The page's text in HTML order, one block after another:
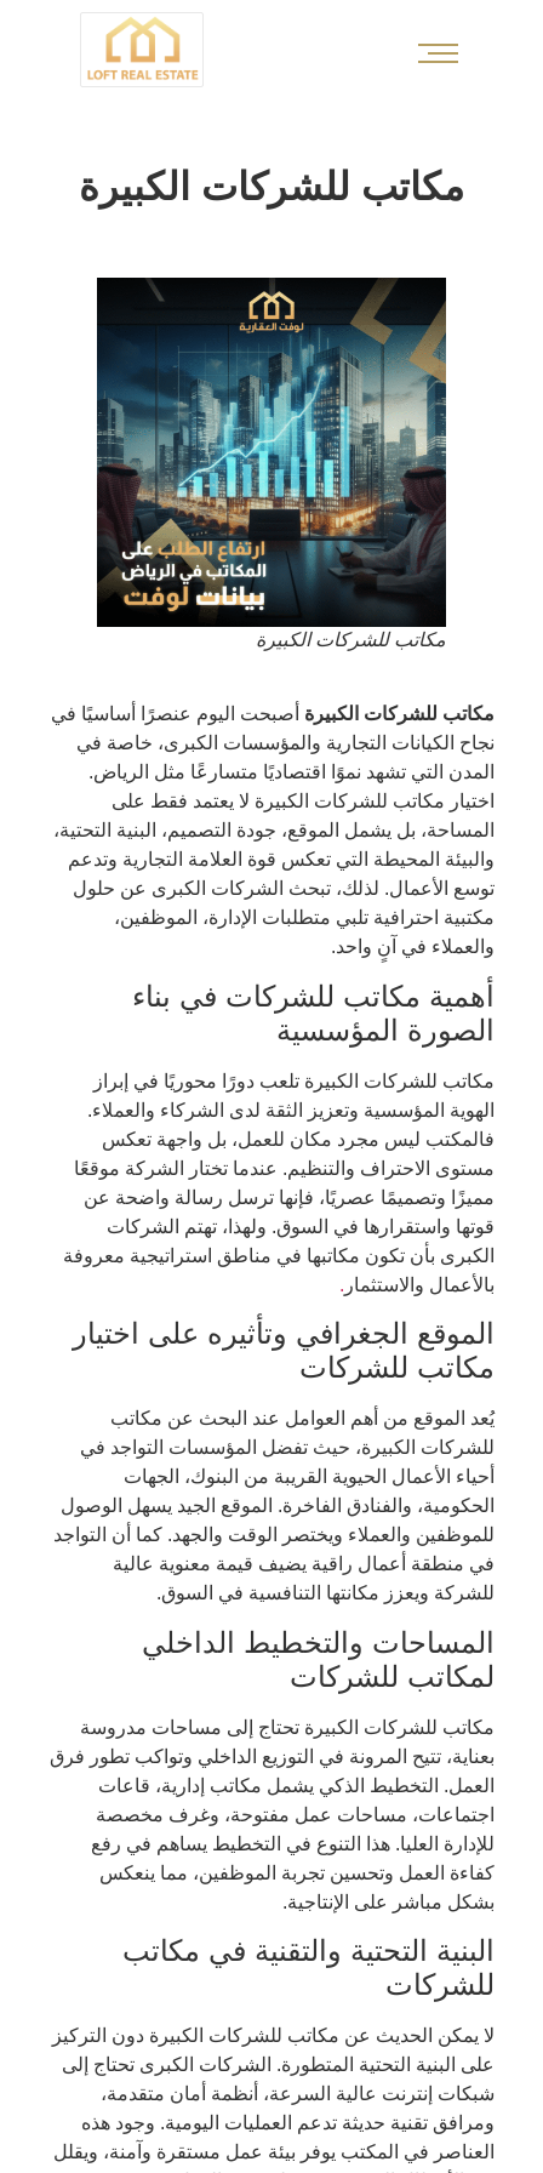
مكاتب للشركات الكبيرة
مكاتب للشركات الكبيرة
مكاتب للشركات الكبيرة أصبحت اليوم عنصرًا أساسيًا في
نجاح الكيانات التجارية والمؤسسات الكبرى، خاصة في
المدن التي تشهد نموًا اقتصاديًا متسارعًا مثل الرياض.
اختيار مكاتب للشركات الكبيرة لا يعتمد فقط على
المساحة، بل يشمل الموقع، جودة التصميم، البنية التحتية،
والبيئة المحيطة التي تعكس قوة العلامة التجارية وتدعم
توسع الأعمال. لذلك، تبحث الشركات الكبرى عن حلول
مكتبية احترافية تلبي متطلبات الإدارة، الموظفين،
والعملاء في آنٍ واحد.
أهمية مكاتب للشركات في بناء
الصورة المؤسسية
مكاتب للشركات الكبيرة تلعب دورًا محوريًا في إبراز
الهوية المؤسسية وتعزيز الثقة لدى الشركاء والعملاء.
فالمكتب ليس مجرد مكان للعمل، بل واجهة تعكس
مستوى الاحتراف والتنظيم. عندما تختار الشركة موقعًا
مميزًا وتصميمًا عصريًا، فإنها ترسل رسالة واضحة عن
قوتها واستقرارها في السوق. ولهذا، تهتم الشركات
الكبرى بأن تكون مكاتبها في مناطق استراتيجية معروفة
بالأعمال والاستثمار .
الموقع الجغرافي وتأثيره على اختيار
مكاتب للشركات
يُعد الموقع من أهم العوامل عند البحث عن مكاتب
للشركات الكبيرة، حيث تفضل المؤسسات التواجد في
أحياء الأعمال الحيوية القريبة من البنوك، الجهات
الحكومية، والفنادق الفاخرة. الموقع الجيد يسهل الوصول
للموظفين والعملاء ويختصر الوقت والجهد. كما أن التواجد
في منطقة أعمال راقية يضيف قيمة معنوية عالية
للشركة ويعزز مكانتها التنافسية في السوق.
المساحات والتخطيط الداخلي
لمكاتب للشركات
مكاتب للشركات الكبيرة تحتاج إلى مساحات مدروسة
بعناية، تتيح المرونة في التوزيع الداخلي وتواكب تطور فرق
العمل. التخطيط الذكي يشمل مكاتب إدارية، قاعات
اجتماعات، مساحات عمل مفتوحة، وغرف مخصصة
للإدارة العليا. هذا التنوع في التخطيط يساهم في رفع
كفاءة العمل وتحسين تجربة الموظفين، مما ينعكس
بشكل مباشر على الإنتاجية.
البنية التحتية والتقنية في مكاتب
للشركات
لا يمكن الحديث عن مكاتب للشركات الكبيرة دون التركيز
على البنية التحتية المتطورة. الشركات الكبرى تحتاج إلى
شبكات إنترنت عالية السرعة، أنظمة أمان متقدمة،
ومرافق تقنية حديثة تدعم العمليات اليومية. وجود هذه
العناصر في المكتب يوفر بيئة عمل مستقرة وآمنة، ويقلل